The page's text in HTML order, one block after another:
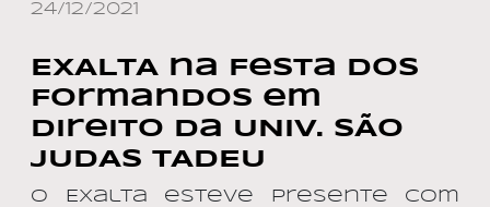
24/12/2021
EXALTA na Festa dos
Formandos em
Direito da UNIV. SÃO
JUDAS TADEU
O Exalta esteve presente com